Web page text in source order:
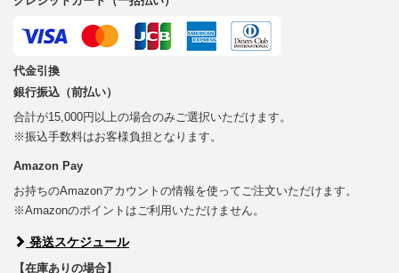
代金引換
銀行振込（前払い）
合計が15,000円以上の場合のみご選択いただけます。
※振込手数料はお客様負担となります。
Amazon Pay
お持ちのAmazonアカウントの情報を使ってご注文いただけます。
※Amazonのポイントはご利用いただけません。
発送スケジュール
【在庫ありの場合】